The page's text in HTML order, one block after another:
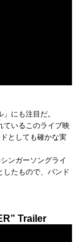
にも注目だ。
ているこのライブ映
としても確かな実
ンガーソングライ
したもので、バンド
Trailer